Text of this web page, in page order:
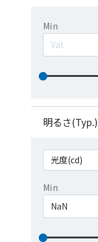
Min
明るさ(Typ.)
Min